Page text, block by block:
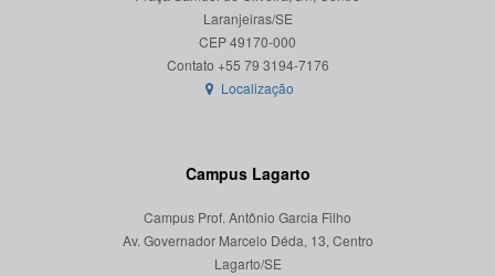
Laranjeiras/SE
CEP 49170-000
Localização
Campus Lagarto
Campus Prof. Antônio Garcia Filho
Av. Governador Marcelo Déda, 13, Centro
Lagarto/SE